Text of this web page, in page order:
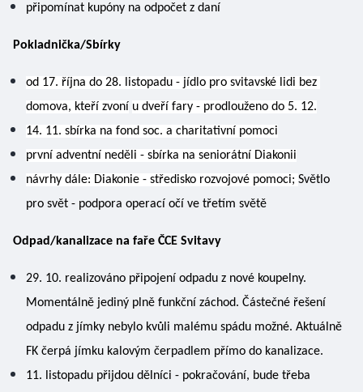
připomínat kupóny na odpočet z daní
Pokladnička/Sbírky
od 17. října do 28. listopadu - jídlo pro svitavské lidi bez
domova, kteří zvoní u dveří fary - prodlouženo do 5. 12.
14. 11. sbírka na fond soc. a charitativní pomoci
první adventní neděli - sbírka na seniorátní Diakonii
návrhy dále: Diakonie - středisko rozvojové pomoci; Světlo
pro svět - podpora operací očí ve třetím světě
Odpad/kanalizace na faře ČCE Svitavy
29. 10. realizováno připojení odpadu z nové koupelny.
Momentálně jediný plně funkční záchod. Částečné řešení
odpadu z jímky nebylo kvůli malému spádu možné. Aktuálně
FK čerpá jímku kalovým čerpadlem přímo do kanalizace.
11. listopadu přijdou dělníci - pokračování, bude třeba